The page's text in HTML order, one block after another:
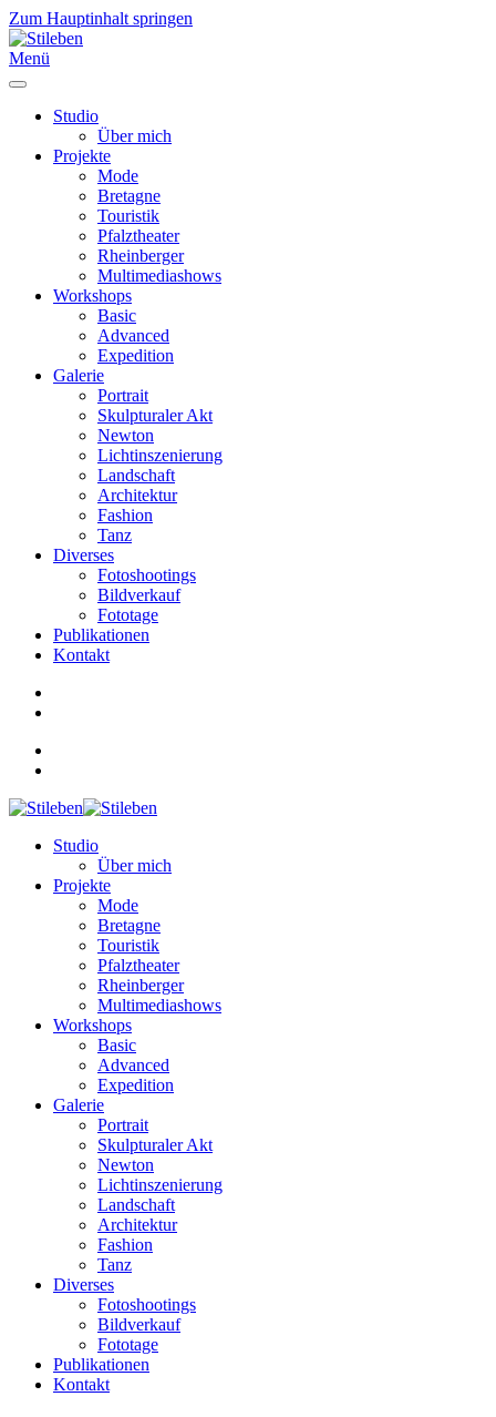
Zum Hauptinhalt springen
Menü
Studio
Über mich
Projekte
Mode
Bretagne
Touristik
Pfalztheater
Rheinberger
Multimediashows
Workshops
Basic
Advanced
Expedition
Galerie
Portrait
Skulpturaler Akt
Newton
Lichtinszenierung
Landschaft
Architektur
Fashion
Tanz
Diverses
Fotoshootings
Bildverkauf
Fototage
Publikationen
Kontakt
Studio
Über mich
Projekte
Mode
Bretagne
Touristik
Pfalztheater
Rheinberger
Multimediashows
Workshops
Basic
Advanced
Expedition
Galerie
Portrait
Skulpturaler Akt
Newton
Lichtinszenierung
Landschaft
Architektur
Fashion
Tanz
Diverses
Fotoshootings
Bildverkauf
Fototage
Publikationen
Kontakt